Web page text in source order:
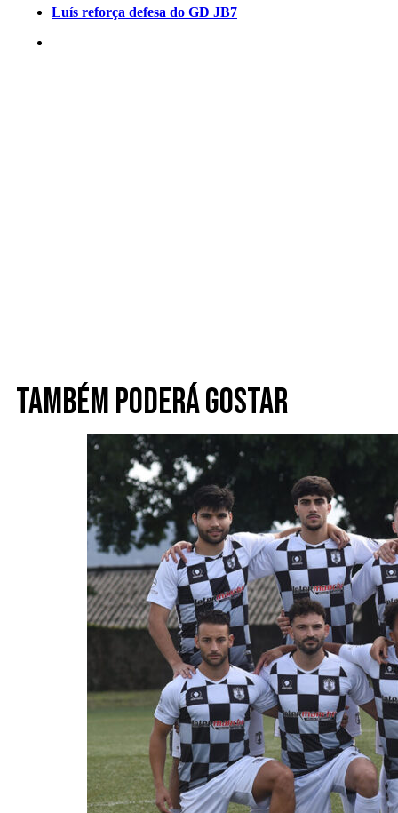
Luís reforça defesa do GD JB7
Também poderá gostar